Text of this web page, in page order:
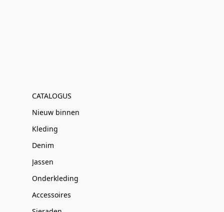
CATALOGUS
Nieuw binnen
Kleding
Denim
Jassen
Onderkleding
Accessoires